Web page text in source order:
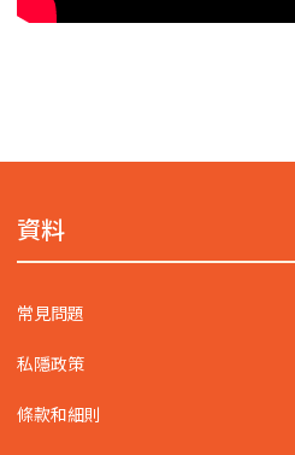
資料
常見問題
私隱政策
條款和細則